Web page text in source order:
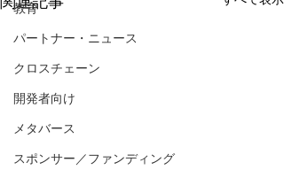
教育
パートナー・ニュース
クロスチェーン
開発者向け
メタバース
スポンサー／ファンディング